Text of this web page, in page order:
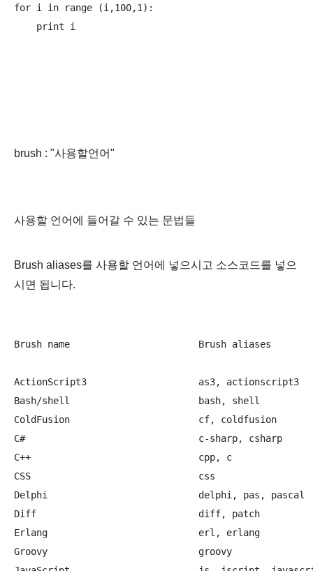
for i in range (i,100,1):
brush : "사용할언어"
사용할 언어에 들어갈 수 있는 문법들
Brush aliases를 사용할 언어에 넣으시고 소스코드를 넣으
시면 됩니다.
Brush name                       Brush aliases
ActionScript3                    as3,
Bash/shell
ColdFusion                       cf,
C#                               c-
C++                              cpp, c
CSS                              css
Delphi                           delphi, pas, pascal
Diff                             diff, patch
Erlang                           erl, erlang
Groovy                           groovy